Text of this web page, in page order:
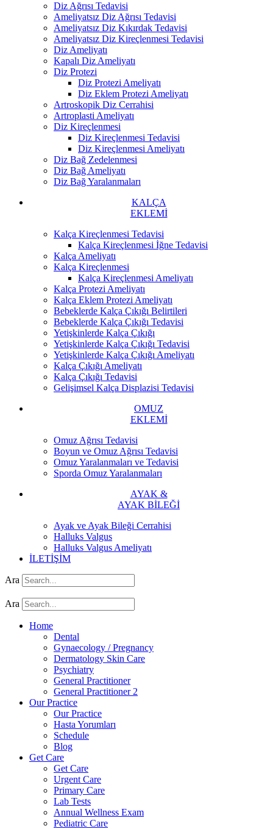
Diz Ağrısı Tedavisi
Ameliyatsız Diz Ağrısı Tedavisi
Ameliyatsız Diz Kıkırdak Tedavisi
Ameliyatsız Diz Kireçlenmesi Tedavisi
Diz Ameliyatı
Kapalı Diz Ameliyatı
Diz Protezi
Diz Protezi Ameliyatı
Diz Eklem Protezi Ameliyatı
Artroskopik Diz Cerrahisi
Artroplasti Ameliyatı
Diz Kireçlenmesi
Diz Kireçlenmesi Tedavisi
Diz Kireçlenmesi Ameliyatı
Diz Bağ Zedelenmesi
Diz Bağ Ameliyatı
Diz Bağ Yaralanmaları
KALÇA
EKLEMİ
Kalça Kireçlenmesi Tedavisi
Kalça Kireçlenmesi İğne Tedavisi
Kalça Ameliyatı
Kalça Kireçlenmesi
Kalça Kireçlenmesi Ameliyatı
Kalça Protezi Ameliyatı
Kalça Eklem Protezi Ameliyatı
Bebeklerde Kalça Çıkığı Belirtileri
Bebeklerde Kalça Çıkığı Tedavisi
Yetişkinlerde Kalça Çıkığı
Yetişkinlerde Kalça Çıkığı Tedavisi
Yetişkinlerde Kalça Çıkığı Ameliyatı
Kalça Çıkığı Ameliyatı
Kalça Çıkığı Tedavisi
Gelişimsel Kalça Displazisi Tedavisi
OMUZ
EKLEMİ
Omuz Ağrısı Tedavisi
Boyun ve Omuz Ağrısı Tedavisi
Omuz Yaralanmaları ve Tedavisi
Sporda Omuz Yaralanmaları
AYAK &
AYAK BİLEĞİ
Ayak ve Ayak Bileği Cerrahisi
Halluks Valgus
Halluks Valgus Ameliyatı
İLETİŞİM
Ara
Ara
Home
Dental
Gynaecology / Pregnancy
Dermatology Skin Care
Psychiatry
General Practitioner
General Practitioner 2
Our Practice
Our Practice
Hasta Yorumları
Schedule
Blog
Get Care
Get Care
Urgent Care
Primary Care
Lab Tests
Annual Wellness Exam
Pediatric Care